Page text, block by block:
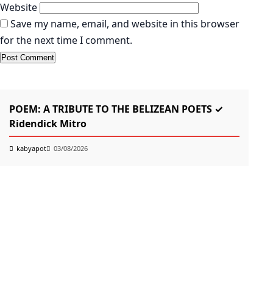
Website
Save my name, email, and website in this browser
for the next time I comment.
POEM: A TRIBUTE TO THE BELIZEAN POETS ✓
Ridendick Mitro
kabyapot 03/08/2026